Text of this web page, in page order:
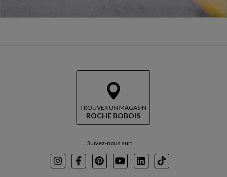
TROUVER UN MAGASIN
ROCHE BOBOIS
Suivez-nous sur:
InstagramFacebookPinterest
YoutubeLinkedInTikTok